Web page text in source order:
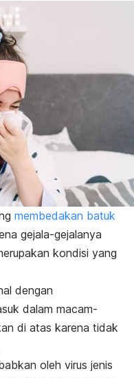
membedakan batuk
gejala-gejalanya
kondisi yang
dengan
dalam macam-
di atas karena tidak
oleh virus jenis